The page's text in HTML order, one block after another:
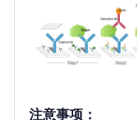
注意事项 ：